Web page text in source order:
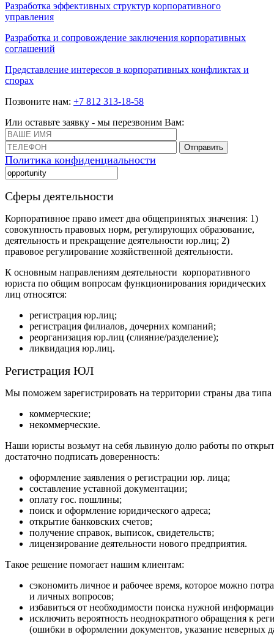
Разработка эффективных структур корпоративного
управления
Разработка и сопровождение заключения корпоративных
соглашений
Представление интересов в корпоративных конфликтах и
спорах
Позвоните нам: +7 812 313-18-58
Или оставьте заявку - мы перезвоним Вам:
Отправить
Политика конфиденциальности
Сферы деятельности
Корпоративное право имеет два общепринятых значения: 1)
совокупность правовых норм, регулирующих образование,
деятельность и прекращение деятельности юр.лиц; 2)
правовое регулирование хозяйственной деятельности.
К основным направлениям деятельности корпоративного
юриста по общим вопросам функционирования юридических
лиц относятся:
регистрация юр.лиц;
регистрация филиалов, дочерних компаний;
реорганизация юр.лиц (слияние/разделение);
ликвидация юр.лиц.
Регистрация ЮЛ
Мы поможем зарегистрировать на территории страны два типа
коммерческие;
некоммерческие.
Наши юристы возьмут на себя львиную долю работы по
достаточно подписать доверенность:
оформление заявления о регистрации юр. лица;
составление уставной документации;
оплату гос. пошлины;
поиск и оформление юридического адреса;
открытие банковских счетов;
получение справок, выписок, свидетельств;
лицензирование деятельности нового предприятия.
Такое решение помогает нашим клиентам:
сэкономить личное и рабочее время, которое можно
и личных вопросов;
избавиться от необходимости поиска нужной
исключить вероятность неоднократного обращения к
(ошибки в оформлении документов, указание неверных